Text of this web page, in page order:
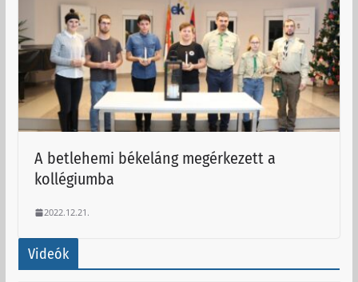
A betlehemi békeláng megérkezett a
kollégiumba
2022.12.21.
Videók